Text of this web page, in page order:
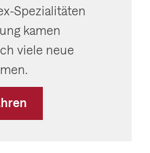
Spezialitäten
kamen
viele neue